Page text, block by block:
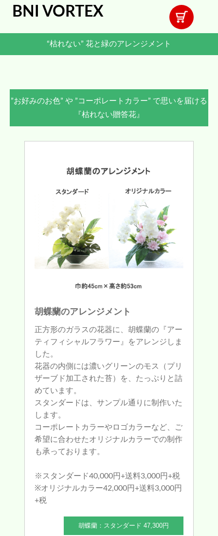
BNI VORTEX
“枯れない” 花と緑のアレンジメント
”お好みのお色” や ”コーポレートカラー” で思いを届ける
『枯れない贈答花』
胡蝶蘭のアレンジメント
正方形のガラスの花器に、胡蝶蘭の『アー
ティフィシャルフラワー』をアレンジしま
した。
花器の内側には濃いグリーンのモス（プリ
ザーブド加工された苔）を、たっぷりと詰
めています。
スタンダードは、サンプル通りに制作いた
します。
コーポレートカラーやロゴカラーなど、ご
希望に合わせたオリジナルカラーでの制作
も承っております。
※スタンダード40,000円+送料3,000円+税
※オリジナルカラー42,000円+送料3,000円
+税
胡蝶蘭：スタンダード 47,300円